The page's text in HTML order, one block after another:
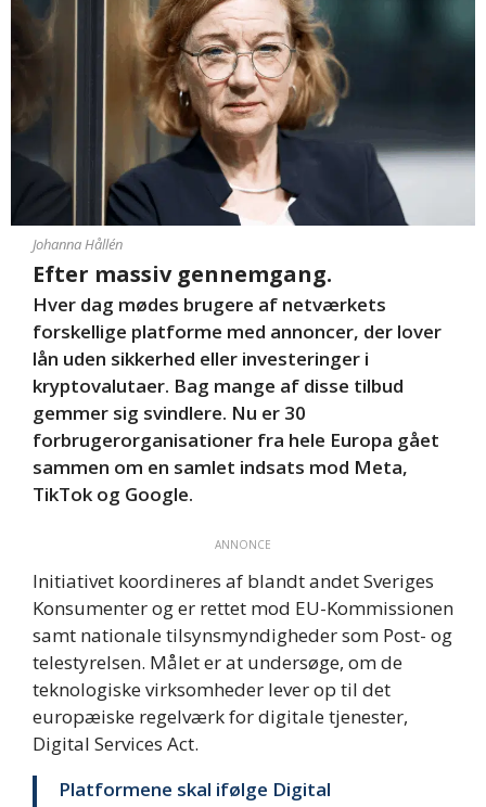
Johanna Hållén
Efter massiv gennemgang.
Hver dag mødes brugere af netværkets
forskellige platforme med annoncer, der lover
lån uden sikkerhed eller investeringer i
kryptovalutaer. Bag mange af disse tilbud
gemmer sig svindlere. Nu er 30
forbrugerorganisationer fra hele Europa gået
sammen om en samlet indsats mod Meta,
TikTok og Google.
ANNONCE
Initiativet koordineres af blandt andet Sveriges
Konsumenter og er rettet mod EU-Kommissionen
samt nationale tilsynsmyndigheder som Post- og
telestyrelsen. Målet er at undersøge, om de
teknologiske virksomheder lever op til det
europæiske regelværk for digitale tjenester,
Digital Services Act.
Platformene skal ifølge Digital